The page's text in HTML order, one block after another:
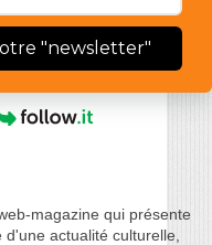
"newsletter"
magazine qui présente
actualité culturelle,